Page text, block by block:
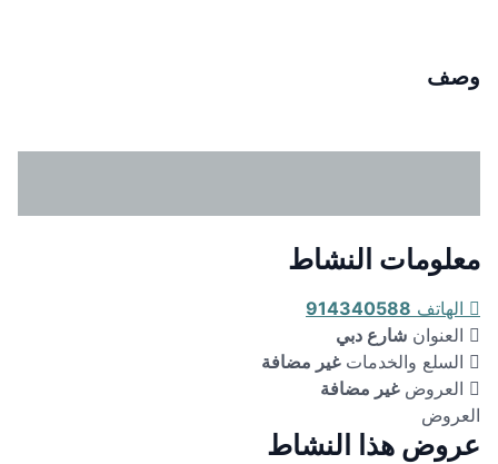
وصف
معلومات النشاط
الهاتف 914340588
العنوان شارع دبي
السلع والخدمات غير مضافة
العروض غير مضافة
العروض
عروض هذا النشاط